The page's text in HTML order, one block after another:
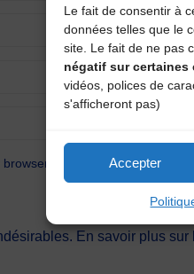
Le fait de consentir à
données telles que le
site. Le fait de ne pas
négatif sur
vidéos, polices de
s'afficheront pas)
Accepter
for next time I post a
En savoir plus